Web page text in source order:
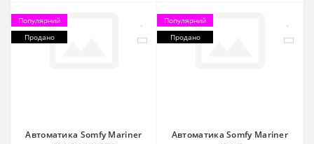
Популярний
Продано
Автоматика Somfy Mariner
Популярний
Продано
Автоматика Somfy Mariner